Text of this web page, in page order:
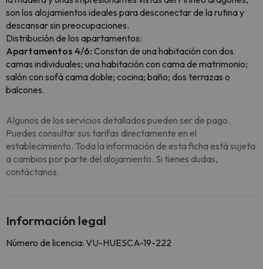
son los alojamientos ideales para desconectar de la rutina y
descansar sin preocupaciones.
Distribución de los apartamentos:
Apartamentos 4/6: Constan de una habitación con dos
camas individuales; una habitación con cama de matrimonio;
salón con sofá cama doble; cocina; baño; dos terrazas o
balcones.
Algunos de los servicios detallados pueden ser de pago.
Puedes consultar sus tarifas directamente en el
establecimiento. Toda la información de esta ficha está sujeta
a cambios por parte del alojamiento. Si tienes dudas,
contáctanos.
Información legal
Número de licencia: VU-HUESCA-19-222